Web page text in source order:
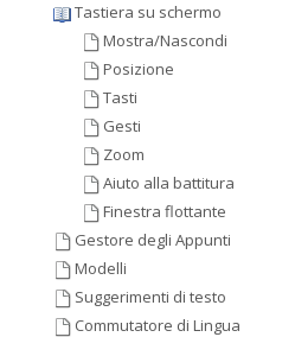
Tastiera su schermo
Mostra/Nascondi
Posizione
Tasti
Gesti
Zoom
Aiuto alla battitura
Finestra flottante
Gestore degli Appunti
Modelli
Suggerimenti di testo
Commutatore di Lingua